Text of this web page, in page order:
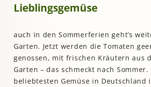
Lieblingsgemüse
auch in den Sommerferien geht’s
Garten. Jetzt werden die Tomaten
genossen, mit frischen Kräutern aus
Garten – das schmeckt nach Sommer.
beliebtesten Gemüse in Deutschland